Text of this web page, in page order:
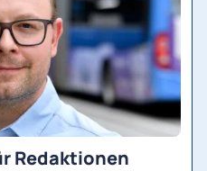
Redaktionen